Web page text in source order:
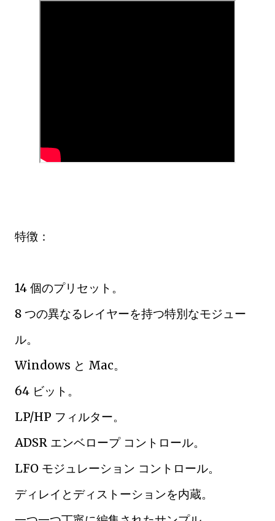
特徴：
14 個のプリセット。
8 つの異なるレイヤーを持つ特別なモジュー
ル。
Windows と Mac。
64 ビット。
LP/HP フィルター。
ADSR エンベロープ コントロール。
LFO モジュレーション コントロール。
ディレイとディストーションを内蔵。